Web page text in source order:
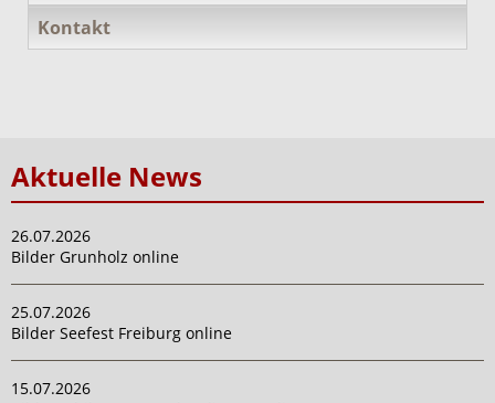
Kontakt
Aktuelle News
26.07.2026
Bilder Grunholz online
25.07.2026
Bilder Seefest Freiburg online
15.07.2026